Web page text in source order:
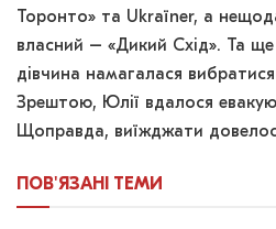
Торонто» та Ukraїner, а
власний – «Дикий Схід». Та ще
дівчина намагалася вибратися
Зрештою, Юлії вдалося
Щоправда, виїжджати
ПОВ'ЯЗАНІ ТЕМИ